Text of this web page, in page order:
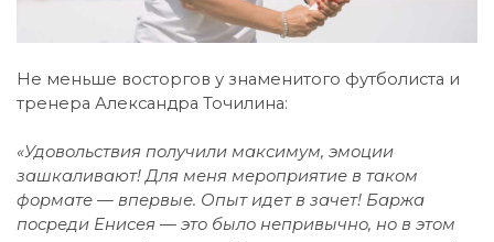
Не меньше восторгов у знаменитого футболиста и
тренера Александра Точилина:
«Удовольствия получили максимум, эмоции
зашкаливают! Для меня мероприятие в таком
формате — впервые. Опыт идет в зачет! Баржа
посреди Енисея — это было непривычно, но в этом